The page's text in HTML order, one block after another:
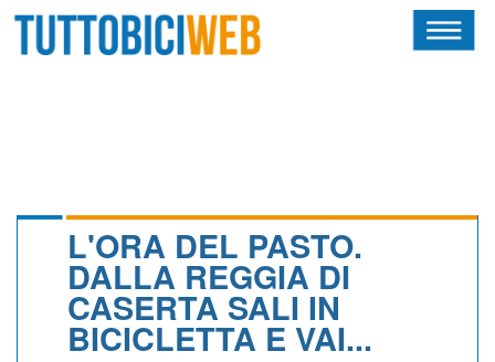
CALENDARIO
L'ORA DEL PASTO.
DALLA REGGIA DI
CASERTA SALI IN
BICICLETTA E VAI...